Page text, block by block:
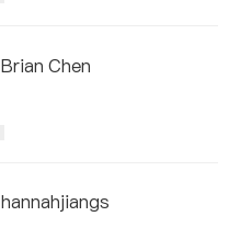
Brian Chen
hannahjiangs